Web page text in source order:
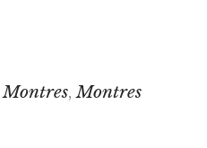
Montres,Montres